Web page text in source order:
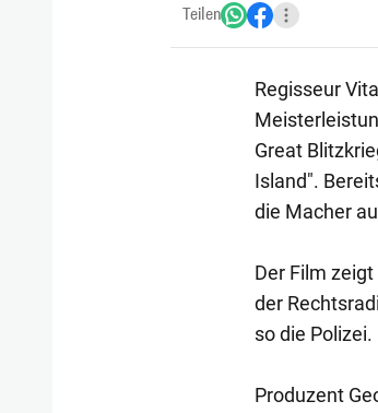
Teilen
Regisseur
Great
Island".
die Macher
Der Film
der
so die Polizei.
Produzent